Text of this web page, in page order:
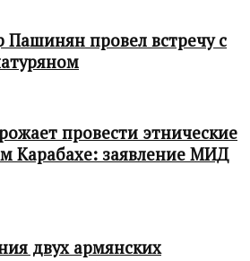
провел встречу с
провести этнические
Карабахе: заявление МИД
двух армянских